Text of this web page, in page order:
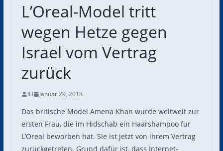
L’Oreal-Model tritt
wegen Hetze gegen
Israel vom Vertrag
zurück
ILI Januar 29, 2018
Das britische Model Amena Khan wurde weltweit zur
ersten Frau, die im Hidschab ein Haarshampoo für
L’Oreal beworben hat. Sie ist jetzt von ihrem Vertrag
zurückgetreten. Grund dafür ist, dass Internet-